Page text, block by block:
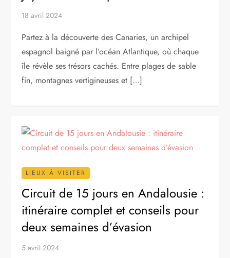
18 avril 2024
Partez à la découverte des Canaries, un archipel
espagnol baigné par l’océan Atlantique, où chaque
île révèle ses trésors cachés. Entre plages de sable
fin, montagnes vertigineuses et […]
LIEUX À VISITER
Circuit de 15 jours en Andalousie :
itinéraire complet et conseils pour
deux semaines d’évasion
5 avril 2024